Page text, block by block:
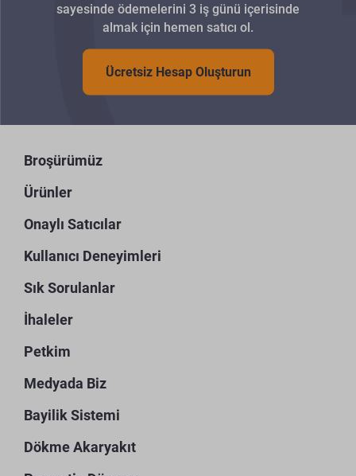
sayesinde ödemelerini 3 iş günü içerisinde
almak için hemen satıcı ol.
Ücretsiz Hesap Oluşturun
Broşürümüz
Ürünler
Onaylı Satıcılar
Kullanıcı Deneyimleri
Sık Sorulanlar
İhaleler
Petkim
Medyada Biz
Bayilik Sistemi
Dökme Akaryakıt